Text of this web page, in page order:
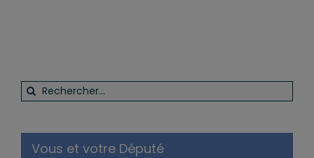
Rechercher:
Vous et votre Député